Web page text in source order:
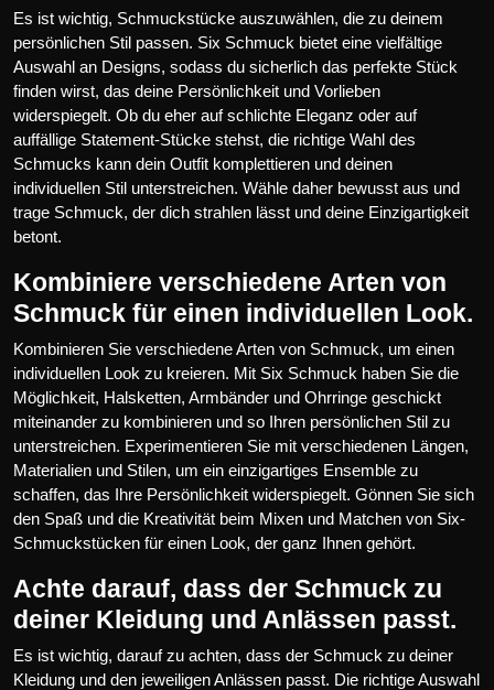
Es ist wichtig, Schmuckstücke auszuwählen, die zu deinem
persönlichen Stil passen. Six Schmuck bietet eine vielfältige
Auswahl an Designs, sodass du sicherlich das perfekte Stück
finden wirst, das deine Persönlichkeit und Vorlieben
widerspiegelt. Ob du eher auf schlichte Eleganz oder auf
auffällige Statement-Stücke stehst, die richtige Wahl des
Schmucks kann dein Outfit komplettieren und deinen
individuellen Stil unterstreichen. Wähle daher bewusst aus und
trage Schmuck, der dich strahlen lässt und deine Einzigartigkeit
betont.
Kombiniere verschiedene Arten von
Schmuck für einen individuellen Look.
Kombinieren Sie verschiedene Arten von Schmuck, um einen
individuellen Look zu kreieren. Mit Six Schmuck haben Sie die
Möglichkeit, Halsketten, Armbänder und Ohrringe geschickt
miteinander zu kombinieren und so Ihren persönlichen Stil zu
unterstreichen. Experimentieren Sie mit verschiedenen Längen,
Materialien und Stilen, um ein einzigartiges Ensemble zu
schaffen, das Ihre Persönlichkeit widerspiegelt. Gönnen Sie sich
den Spaß und die Kreativität beim Mixen und Matchen von Six-
Schmuckstücken für einen Look, der ganz Ihnen gehört.
Achte darauf, dass der Schmuck zu
deiner Kleidung und Anlässen passt.
Es ist wichtig, darauf zu achten, dass der Schmuck zu deiner
Kleidung und den jeweiligen Anlässen passt. Die richtige Auswahl